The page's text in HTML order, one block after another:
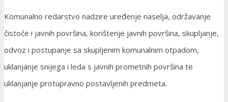
Komunalno redarstvo nadzire uređenje naselja, održavanje
čistoće i javnih površina, korištenje javnih površina, skupljanje,
odvoz i postupanje sa skupljenim komunalnim otpadom,
uklanjanje snijega i leda s javnih prometnih površina te
uklanjanje protupravno postavljenih predmeta.